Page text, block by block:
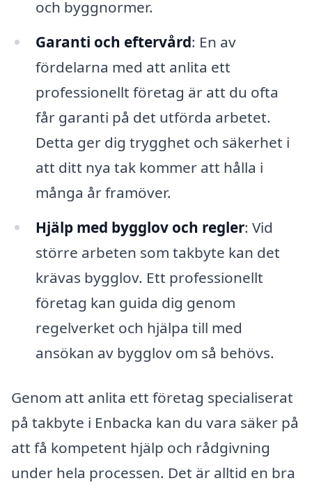
och byggnormer.
Garanti och eftervård: En av
fördelarna med att anlita ett
professionellt företag är att du ofta
får garanti på det utförda arbetet.
Detta ger dig trygghet och säkerhet i
att ditt nya tak kommer att hålla i
många år framöver.
Hjälp med bygglov och regler: Vid
större arbeten som takbyte kan det
krävas bygglov. Ett professionellt
företag kan guida dig genom
regelverket och hjälpa till med
ansökan av bygglov om så behövs.
Genom att anlita ett företag specialiserat
på takbyte i Enbacka kan du vara säker på
att få kompetent hjälp och rådgivning
under hela processen. Det är alltid en bra